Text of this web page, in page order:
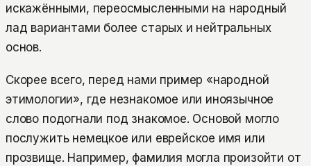
искажёнными, переосмысленными на народный
лад вариантами более старых и нейтральных
основ.
Скорее всего, перед нами пример «народной
этимологии», где незнакомое или иноязычное
слово подогнали под знакомое. Основой могло
послужить немецкое или еврейское имя или
прозвище. Например, фамилия могла произойти от